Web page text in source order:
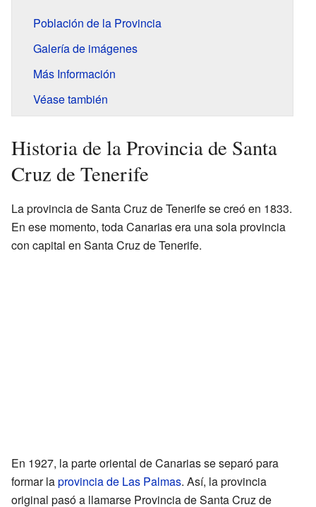
Población de la Provincia
Galería de imágenes
Más Información
Véase también
Historia de la Provincia de Santa
Cruz de Tenerife
La provincia de Santa Cruz de Tenerife se creó en 1833.
En ese momento, toda Canarias era una sola provincia
con capital en Santa Cruz de Tenerife.
En 1927, la parte oriental de Canarias se separó para
formar laprovincia de Las Palmas. Así, la provincia
original pasó a llamarse Provincia de Santa Cruz de